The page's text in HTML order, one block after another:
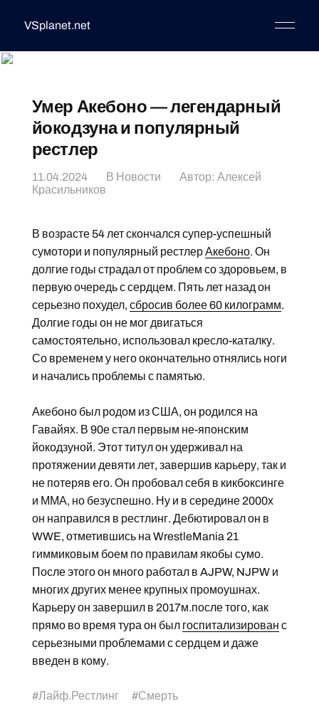
VSplanet.net
Умер Акебоно — легендарный
йокодзуна и популярный
рестлер
11.04.2024 В Новости Автор: Алексей
Красильников
В возрасте 54 лет скончался супер-успешный
сумотори и популярный рестлерАкебоно. Он
долгие годы страдал от проблем со здоровьем, в
первую очередь с сердцем. Пять лет назад он
серьезно похудел, сбросив более 60 килограмм.
Долгие годы он не мог двигаться
самостоятельно, использовал кресло-каталку.
Со временем у него окончательно отнялись ноги
и начались проблемы с памятью.
Акебоно был родом из США, он родился на
Гавайях. В 90е стал первым не-японским
йокодзуной. Этот титул он удерживал на
протяжении девяти лет, завершив карьеру, так и
не потеряв его. Он пробовал себя в кикбоксинге
и ММА, но безуспешно. Ну и в середине 2000х
он направился в рестлинг. Дебютировал он в
WWE, отметившись на WrestleMania 21
гиммиковым боем по правилам якобы сумо.
После этого он много работал в AJPW, NJPW и
многих других менее крупных промоушнах.
Карьеру он завершил в 2017м.после того, как
прямо во время тура он был госпитализирован с
серьезными проблемами с сердцем и даже
введен в кому.
#Лайф.Рестлинг #Смерть